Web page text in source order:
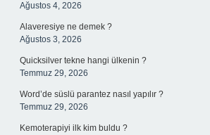
Ağustos 4, 2026
Alaveresiye ne demek ?
Ağustos 3, 2026
Quicksilver tekne hangi ülkenin ?
Temmuz 29, 2026
Word’de süslü parantez nasıl yapılır ?
Temmuz 29, 2026
Kemoterapiyi ilk kim buldu ?